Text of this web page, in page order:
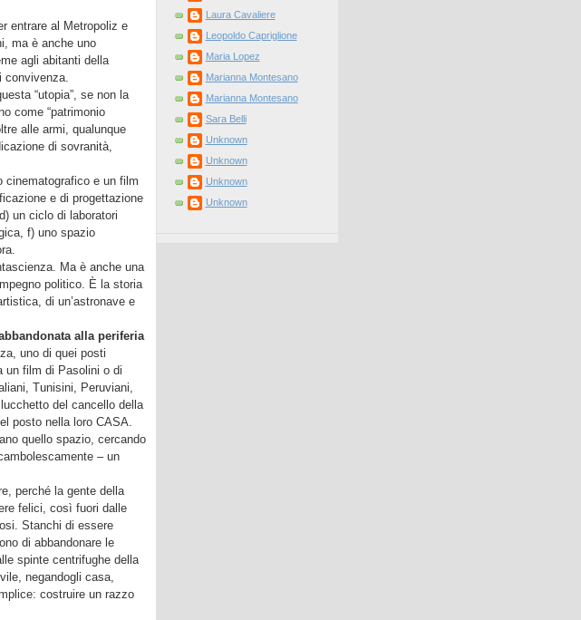
entrare al Metropoliz e
ma è anche uno
agli abitanti della
convivenza.
“utopia”, se non la
come “patrimonio
alle armi, qualunque
di sovranità,
cinematografico e un film
e di progettazione
un ciclo di laboratori
f) uno spazio
Ma è anche una
politico. È la storia
di un’astronave e
alla periferia
uno di quei posti
un film di Pasolini o di
Tunisini, Peruviani,
del cancello della
posto nella loro CASA.
quello spazio, cercando
– un
perché la gente della
felici, così fuori dalle
Stanchi di essere
di abbandonare le
spinte centrifughe della
negandogli casa,
costruire un razzo
Laura Cavaliere
Leopoldo Capriglione
Maria Lopez
Marianna Montesano
Marianna Montesano
Sara Belli
Unknown
Unknown
Unknown
Unknown